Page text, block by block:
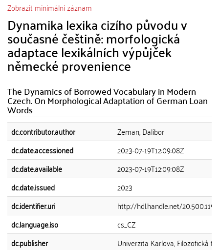
Zobrazit minimální záznam
Dynamika lexika cizího původu v
současné češtině: morfologická
adaptace lexikálních výpůjček
německé provenience
The Dynamics of Borrowed Vocabulary in Modern
Czech. On Morphological Adaptation of German Loan
Words
dc.contributor.author
Zeman, Dalibor
dc.date.accessioned
2023-07-19T12:09:08Z
dc.date.available
2023-07-19T12:09:08Z
dc.date.issued
2023
dc.identifier.uri
http://hdl.handle.net/
dc.language.iso
cs_CZ
dc.publisher
Univerzita Karlova, Filozofická